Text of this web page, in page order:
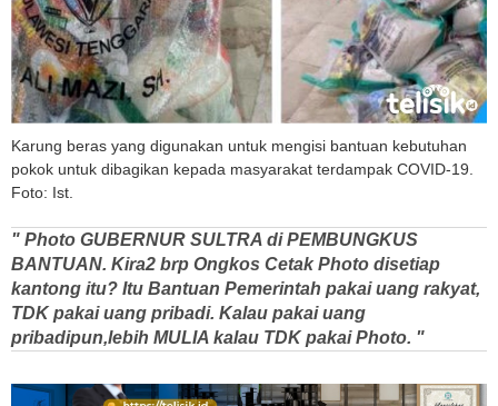
Karung beras yang digunakan untuk mengisi bantuan kebutuhan
pokok untuk dibagikan kepada masyarakat terdampak COVID-19.
Foto: Ist.
" Photo GUBERNUR SULTRA di PEMBUNGKUS
BANTUAN. Kira2 brp Ongkos Cetak Photo disetiap
kantong itu? Itu Bantuan Pemerintah pakai uang rakyat,
TDK pakai uang pribadi. Kalau pakai uang
pribadipun,lebih MULIA kalau TDK pakai Photo. "